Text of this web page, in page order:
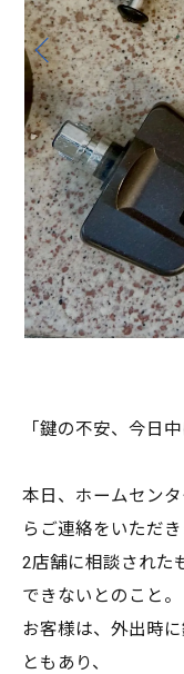
「鍵の不安、今日中
本日、ホームセン
らご連絡をいただき
2店舗に相談された
できないとのこと。
お客様は、外出時
ともあり、